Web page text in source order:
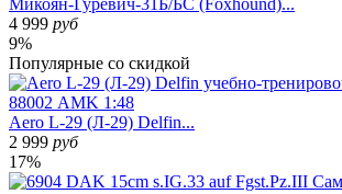
Микоян-Гуревич-31Б/БС (Foxhound)...
4 999 руб
9%
Популярные со скидкой
Aero L-29 (Л-29) Delfin...
2 999 руб
17%